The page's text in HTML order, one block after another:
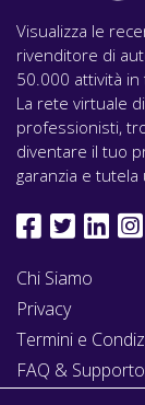
Visualizza le
rivenditore di
50.000 attività in
La rete virtuale
professionisti,
diventare il tuo
garanzia e tutela
Chi Siamo
Privacy
Termini e
FAQ & Supporto